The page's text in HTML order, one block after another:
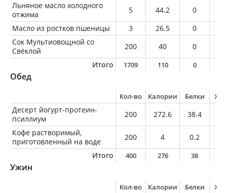
Льняное масло холодного
отжима
5 44.2 0
Масло из ростков пшеницы
3 26.5 0
Сок Мультиовощной со
Свёклой
200 40 0
Итого
1709 110 0
Обед
Кол-во Калории Белки
Десерт йогурт-протеин-
псиллиум
200 272.6 38.4
Кофе растворимый,
приготовленный на воде
200 4 0.2
Итого
400 276 38
Ужин
Кол-во Калории Белки